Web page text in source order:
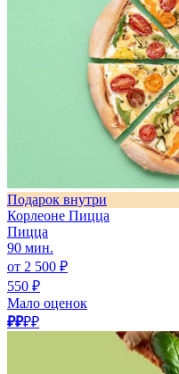
Подарок внутри
Корлеоне Пицца
Пицца
90 мин.
от 2 500 ₽
550 ₽
Мало оценок
₽₽₽₽